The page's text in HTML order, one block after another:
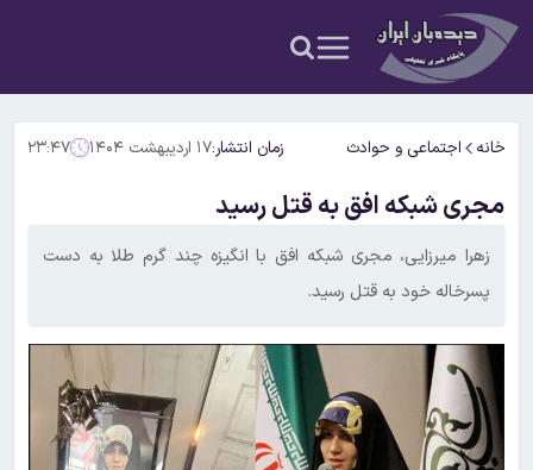
خانه اجتماعی و حوادث زمان انتشار:۱۷ اردیبهشت ۱۴۰۴ ۲۳:۴۷
مجری شبکه افق به قتل رسید
زهرا میرزایی، مجری شبکه افق با انگیزه چند گرم طلا به دست
پسرخاله خود به قتل رسید.